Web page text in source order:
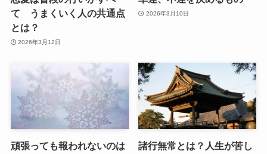
て うまくいく人の共通点
とは？
2026年3月12日
2026年3月10日
頑張っても報われないのは
諸行無常とは？人生が苦し